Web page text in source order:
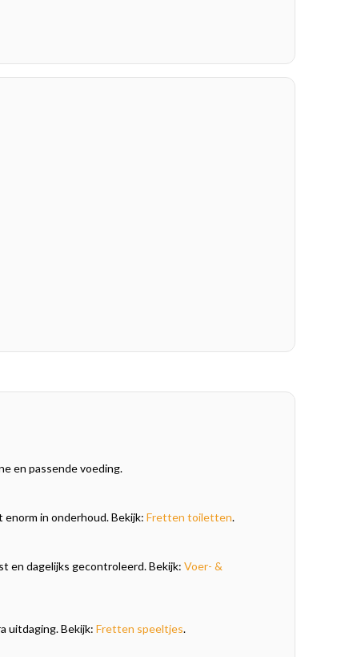
en passende voeding.
in onderhoud. Bekijk: Fretten toiletten.
en dagelijks gecontroleerd. Bekijk: Voer- &
uitdaging. Bekijk: Fretten speeltjes.